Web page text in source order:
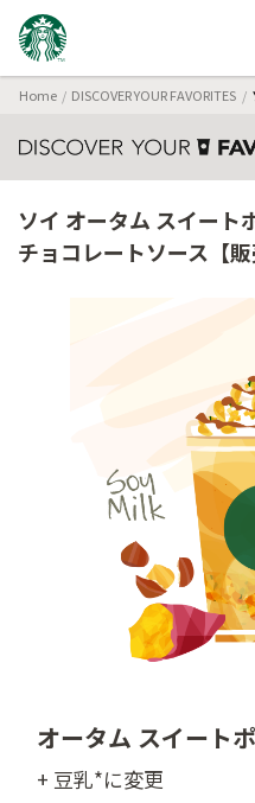
Home DISCOVER YOUR FAVORITES
ソイ オータム スイー
チョコレートソース【販
オータム スイート
+ 豆乳*に変更